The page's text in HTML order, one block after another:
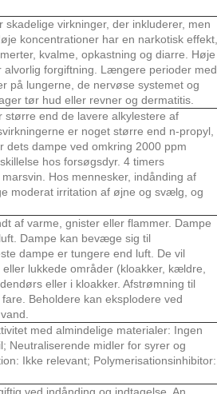
virkninger, der inkluderer, men
koncentrationer har en narkotisk effekt,
kvalme, opkastning og diarre. Høje
forgiftning. Længere perioder med
på lungerne, de nervøse systemet og
tør hud eller revner og dermatitis.
større end de lavere alkylestere af
er noget større end n-propyl,
dets dampe ved omkring 2000 ppm
hos forsøgsdyr. 4 timers
Hos mennesker, indånding af
moderat irritation af øjne og svælg, og
af varme, gnister eller flammer. Dampe
Dampe kan bevæge sig til
dampe er tungere end luft. De vil
lukkede områder (kloakker, kældre,
eller i kloakker. Afstrømning til
Beholdere kan eksplodere ved
med almindelige materialer: Ingen
Neutraliserende midler for syrer og
Ikke relevant; Polymerisationsinhibitor:
ved indånding og indtagelse. An